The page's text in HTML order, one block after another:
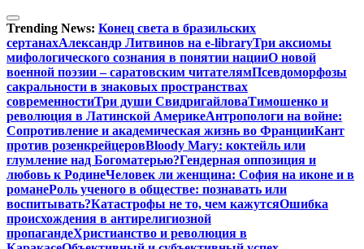
Перейти
к
содержимому
Trending News: Конец света в бразильских
сертанахАлександр Литвинов на e-libraryТри аксиомы
мифологического сознания в понятии нацииО новой
военной поэзии – саратовским читателямПсевдоморфозы
сакральности в знаковых пространствах
современностиТри души СвидригайловаТимошенко и
революция в Латинской АмерикеАнтропологи на войне:
Сопротивление и академическая жизнь во ФранцииКант
против розенкрейцеровBloody Mary: коктейль или
глумление над Богоматерью?Гендерная оппозиция и
любовь к РодинеЧеловек ли женщина: София на иконе и в
романеРоль ученого в обществе: познавать или
воспитывать?Катастрофы не то, чем кажутсяОшибка
происхождения в антирелигиозной
пропагандеХристианство и революция в